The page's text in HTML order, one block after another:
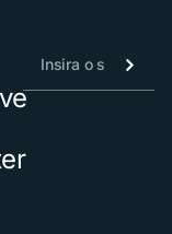
Alternative: